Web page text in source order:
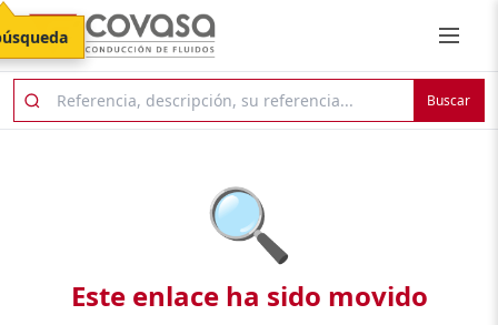
Buscar
🔍
Este enlace ha sido movido